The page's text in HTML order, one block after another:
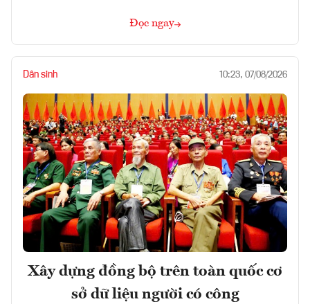
Đọc ngay
Dân sinh 10:23, 07/08/2026
Xây dựng đồng bộ trên toàn quốc cơ
sở dữ liệu người có công